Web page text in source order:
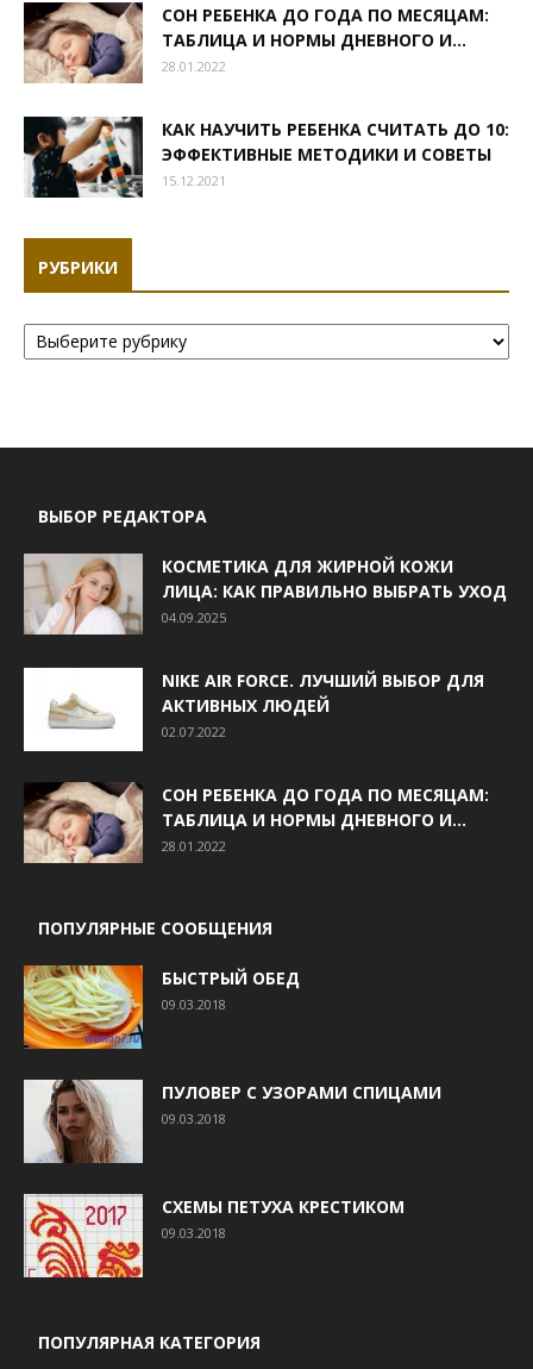
СОН РЕБЕНКА ДО ГОДА ПО МЕСЯЦАМ:
ТАБЛИЦА И НОРМЫ ДНЕВНОГО И...
28.01.2022
КАК НАУЧИТЬ РЕБЕНКА СЧИТАТЬ ДО 10:
ЭФФЕКТИВНЫЕ МЕТОДИКИ И СОВЕТЫ
15.12.2021
РУБРИКИ
Рубрики
ВЫБОР РЕДАКТОРА
КОСМЕТИКА ДЛЯ ЖИРНОЙ КОЖИ
ЛИЦА: КАК ПРАВИЛЬНО ВЫБРАТЬ УХОД
04.09.2025
NIKE AIR FORCE. ЛУЧШИЙ ВЫБОР ДЛЯ
АКТИВНЫХ ЛЮДЕЙ
02.07.2022
СОН РЕБЕНКА ДО ГОДА ПО МЕСЯЦАМ:
ТАБЛИЦА И НОРМЫ ДНЕВНОГО И...
28.01.2022
ПОПУЛЯРНЫЕ СООБЩЕНИЯ
БЫСТРЫЙ ОБЕД
09.03.2018
ПУЛОВЕР С УЗОРАМИ СПИЦАМИ
09.03.2018
СХЕМЫ ПЕТУХА КРЕСТИКОМ
09.03.2018
ПОПУЛЯРНАЯ КАТЕГОРИЯ